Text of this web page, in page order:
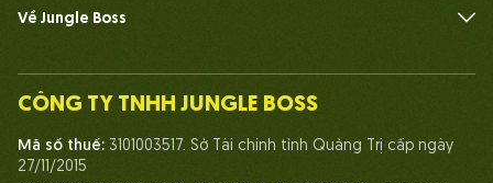
Về Jungle Boss
Đội ngũ
Cuộc sống tại Jungle Boss
CÔNG TY TNHH JUNGLE BOSS
Mã số thuế: 3101003517. Sở Tài chính tỉnh Quảng Trị cấp ngày
27/11/2015